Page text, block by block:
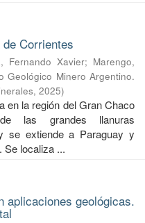
Corrientes
Fernando Xavier; Marengo,
Geológico Minero Argentino.
, 2025)
en la región del Gran Chaco
las grandes llanuras
se extiende a Paraguay y
Se localiza ...
aplicaciones geológicas.